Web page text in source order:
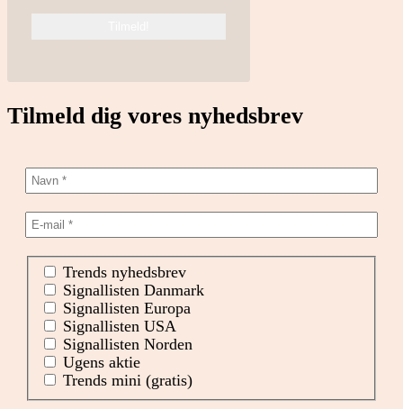
Tilmeld dig vores nyhedsbrev
Trends nyhedsbrev
Signallisten Danmark
Signallisten Europa
Signallisten USA
Signallisten Norden
Ugens aktie
Trends mini (gratis)